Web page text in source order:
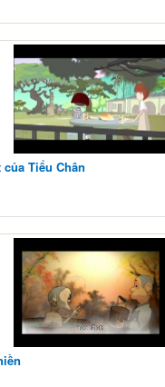
Tiểu Chân